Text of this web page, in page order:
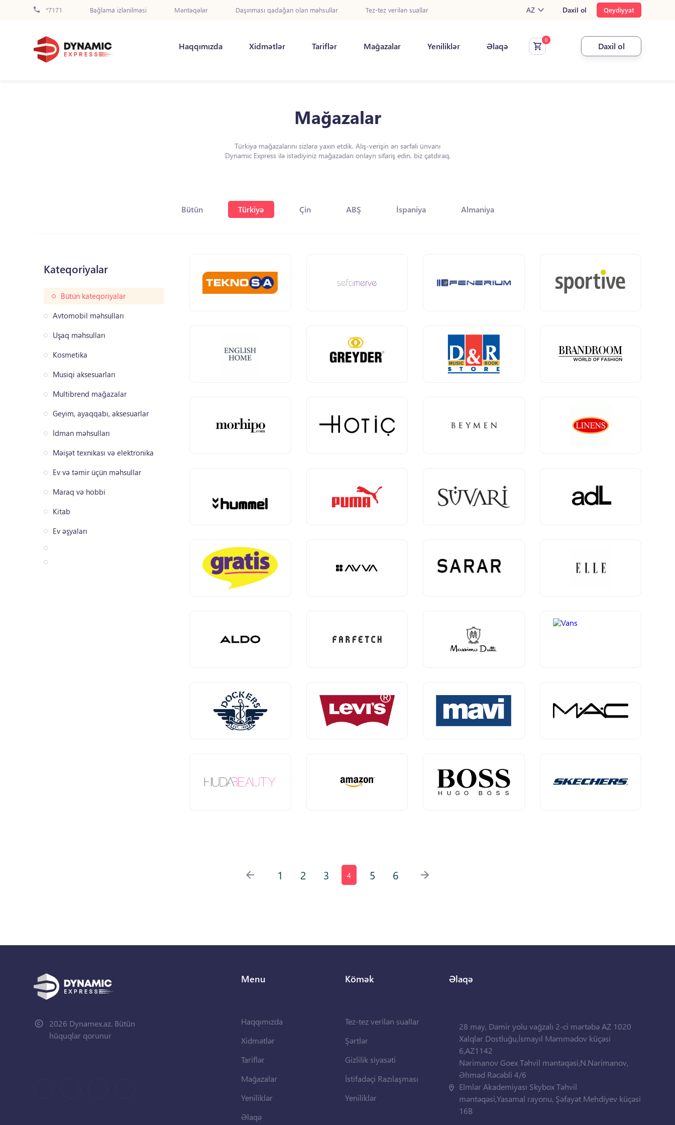
*7171 Bağlama izlənilməsi Məntəqələr Daşınması qadağan olan məhsullar Tez-tez verilən suallar AZ Daxil ol Qeydiyyat
Haqqımızda Xidmətlər Tariflər Mağazalar Yeniliklər Əlaqə Daxil ol
Mağazalar
Türkiyə mağazalarını sizlərə yaxın etdik. Alış-verişin ən sərfəli ünvanı
Dynamic Express ilə istədiyiniz mağazadan onlayn sifariş edin, biz çatdıraq.
Bütün Türkiyə Çin ABŞ İspaniya Almaniya
Kateqoriyalar
Bütün kateqoriyalar
Avtomobil məhsulları
Uşaq məhsulları
Kosmetika
Musiqi aksesuarları
Multibrend mağazalar
Geyim, ayaqqabı, aksesuarlar
İdman məhsulları
Məişət texnikası və elektronika
Ev və təmir üçün məhsullar
Maraq və hobbi
Kitab
Ev əşyaları
1 2 3 4 5 6
2026 Dynamex.az. Bütün
hüquqlar qorunur
Menu
Haqqımızda
Xidmətlər
Tariflər
Mağazalar
Yeniliklər
Əlaqə
Kömək
Tez-tez verilən suallar
Şərtlər
Gizlilik siyasəti
İstifadəçi Razılaşması
Yeniliklər
Əlaqə
28 may, Dəmir yolu vağzalı 2-ci mərtəbə AZ 1020
Xalqlar Dostluğu,İsmayıl Məmmədov küçəsi
6,AZ1142
Nərimanov Goex Təhvil məntəqəsi,N.Nərimanov,
Əhməd Rəcəbli 4/6
Elmlər Akademiyası Skybox Təhvil
məntəqəsi,Yasamal rayonu, Şəfayət Mehdiyev küçəsi
16B